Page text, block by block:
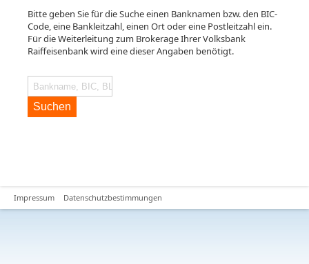
Bitte geben Sie für die Suche einen Banknamen bzw. den BIC-
Code, eine Bankleitzahl, einen Ort oder eine Postleitzahl ein.
Für die Weiterleitung zum Brokerage Ihrer Volksbank
Raiffeisenbank wird eine dieser Angaben benötigt.
Suchen
Impressum Datenschutzbestimmungen